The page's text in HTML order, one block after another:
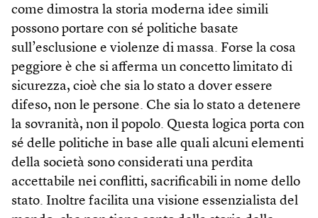
come dimostra la storia moderna idee simili
possono portare con sé politiche basate
sull’esclusione e violenze di massa. Forse la cosa
peggiore è che si afferma un concetto limitato di
sicurezza, cioè che sia lo stato a dover essere
difeso, non le persone. Che sia lo stato a detenere
la sovranità, non il popolo. Questa logica porta con
sé delle politiche in base alle quali alcuni elementi
della società sono considerati una perdita
accettabile nei conflitti, sacrificabili in nome dello
stato. Inoltre facilita una visione essenzialista del